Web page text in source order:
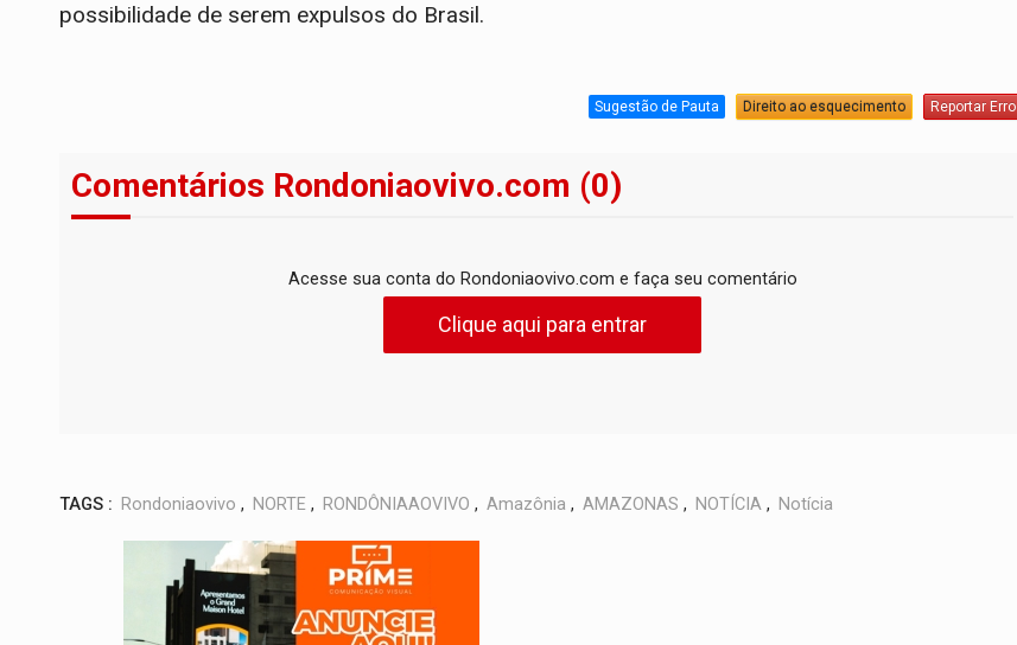
possibilidade de serem expulsos do Brasil.
Sugestão de Pauta Direito ao esquecimento Reportar Erro
Comentários Rondoniaovivo.com (0)
Acesse sua conta do Rondoniaovivo.com e faça seu comentário
Clique aqui para entrar
TAGS : Rondoniaovivo , NORTE , RONDÔNIAAOVIVO , Amazônia , AMAZONAS , NOTÍCIA , Notícia